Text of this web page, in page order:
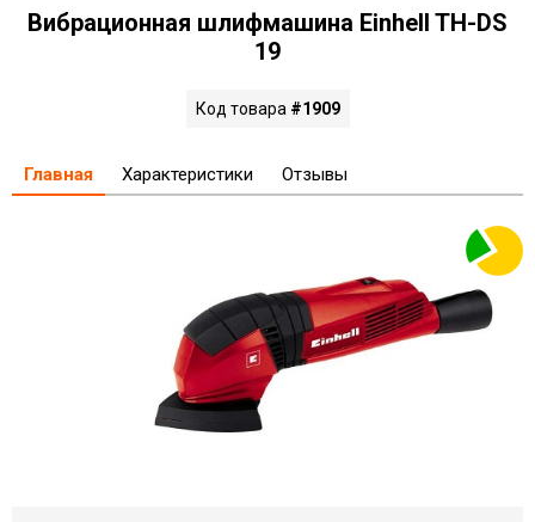
Вибрационная шлифмашина Einhell TH-DS
19
Код товара #1909
Главная Характеристики Отзывы